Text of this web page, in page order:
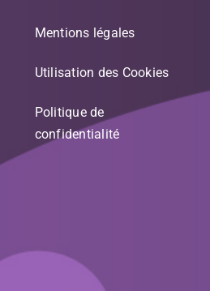
Mentions légales
Utilisation des Cookies
Politique de
confidentialité